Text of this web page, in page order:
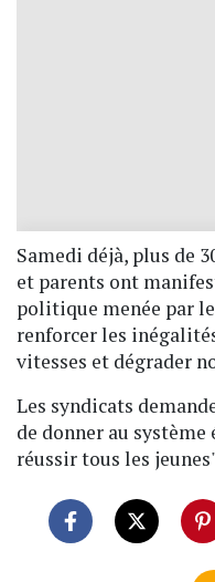
Samedi déjà, plus de
et parents ont
politique menée par
renforcer les
vitesses et dégrader
Les syndicats
de donner au
réussir tous les